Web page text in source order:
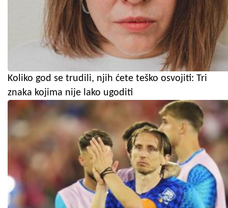
Koliko god se trudili, njih ćete teško osvojiti: Tri
znaka kojima nije lako ugoditi